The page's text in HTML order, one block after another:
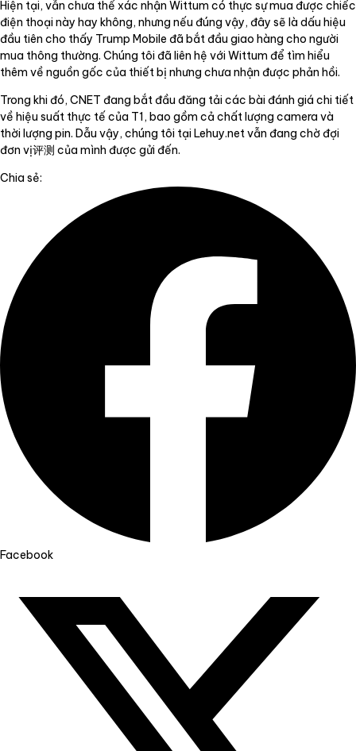
Hiện tại, vẫn chưa thể xác nhận Wittum có thực sự mua được chiếc
điện thoại này hay không, nhưng nếu đúng vậy, đây sẽ là dấu hiệu
đầu tiên cho thấy Trump Mobile đã bắt đầu giao hàng cho người
mua thông thường. Chúng tôi đã liên hệ với Wittum để tìm hiểu
thêm về nguồn gốc của thiết bị nhưng chưa nhận được phản hồi.
Trong khi đó, CNET đang bắt đầu đăng tải các bài đánh giá chi tiết
về hiệu suất thực tế của T1, bao gồm cả chất lượng camera và
thời lượng pin. Dẫu vậy, chúng tôi tại Lehuy.net vẫn đang chờ đợi
đơn vị评测 của mình được gửi đến.
Chia sẻ:
Facebook